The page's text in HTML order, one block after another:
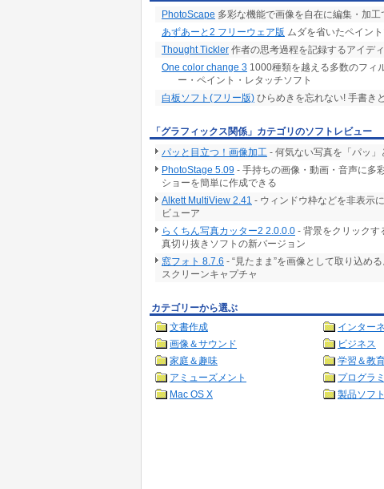
PhotoScape 多彩な機能で画像を自在に編集・加工
あずあーと2 フリーウェア版 ムダを省いたペイン
Thought Tickler 作者の思考過程を記録するアイデ
One color change 3 1000種類を越える多数のフィ
ー・ペイント・レタッチソフト
白板ソフト(フリー版) ひらめきを忘れない! 手書き
「グラフィックス関係」カテゴリのソフトレビュー
パッと目立つ！画像加工 - 何気ない写真を「パッ
PhotoStage 5.09 - 手持ちの画像・動画・音声に多
ショーを簡単に作成できる
Alkett MultiView 2.41 - ウィンドウ枠などを非表示
ビューア
らくちん写真カッター2 2.0.0.0 - 背景をクリックす
真切り抜きソフトの新バージョン
窓フォト 8.7.6 - “見たまま”を画像として取り込め
スクリーンキャプチャ
カテゴリーから選ぶ
文書作成
インター
画像＆サウンド
ビジネス
家庭＆趣味
学習＆教
アミューズメント
プログラ
Mac OS X
製品ソフ